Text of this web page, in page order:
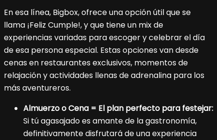
En esa línea, Bigbox, ofrece una opción útil que se
llama ¡Feliz Cumple!, y que tiene un mix de
experiencias variadas para escoger y celebrar el día
de esa persona especial. Estas opciones van desde
cenas en restaurantes exclusivos, momentos de
relajación y actividades llenas de adrenalina para los
más aventureros.
Almuerzo o Cena = El plan perfecto para festejar:
Si tú agasajado es amante de la gastronomía,
definitivamente disfrutará de una experiencia